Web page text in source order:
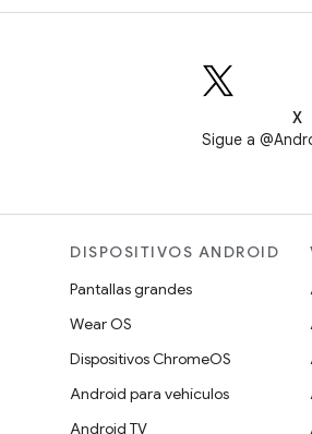
X
Sigue a
DISPOSITIVOS ANDROID
Pantallas grandes
Wear OS
Dispositivos ChromeOS
Android para vehículos
Android TV